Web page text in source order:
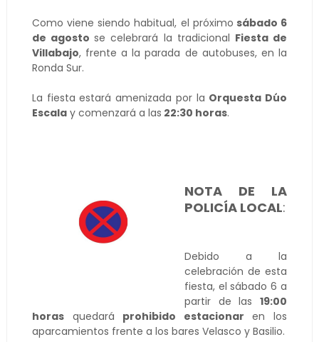
Como viene siendo habitual, el próximo sábado 6
de agostose celebrará la tradicional Fiesta de
Villabajo, frente a la parada de autobuses, en la
Ronda Sur.
La fiesta estará amenizada por la Orquesta Dúo
Escalay comenzará a las 22:30 horas.
NOTA DE LA
POLICÍA LOCAL:
Debido a la
celebración de esta
fiesta, el sábado 6 a
partir de las19:00
horasquedará prohibido estacionar en los
aparcamientos frente a los bares Velasco y Basilio.